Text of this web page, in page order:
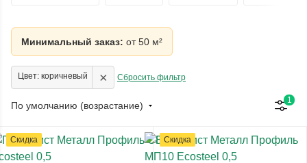
Минимальный заказ: от 50 м²
Цвет: коричневый × Сбросить фильтр
По умолчанию (возрастание) 1
Скидка Скидка